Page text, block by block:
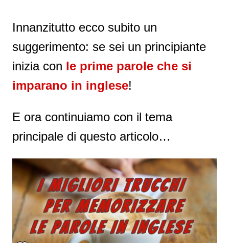
Innanzitutto ecco subito un
suggerimento: se sei un principiante
inizia con le prime parole che si
imparano in inglese!
E ora continuiamo con il tema
principale di questo articolo…